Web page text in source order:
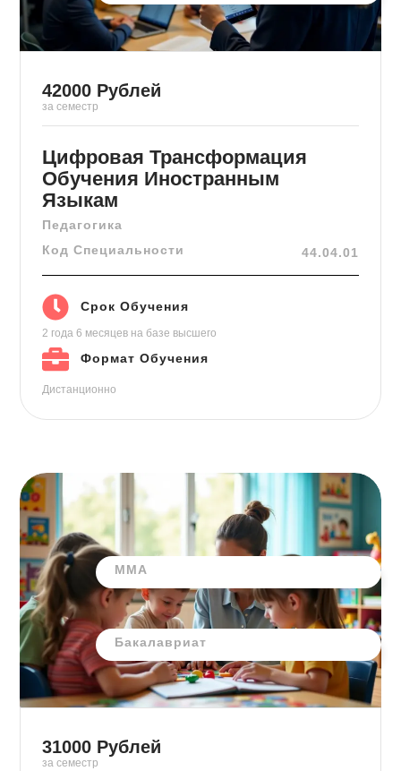
42000 Рублей
за семестр
Цифровая Трансформация
Обучения Иностранным
Языкам
Педагогика
Код Специальности
44.04.01
Срок Обучения
2 года 6 месяцев на базе высшего
Формат Обучения
Дистанционно
ММА
Бакалавриат
31000 Рублей
за семестр